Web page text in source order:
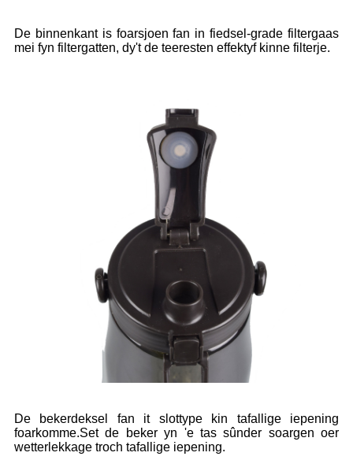
De binnenkant is foarsjoen fan in fiedsel-grade filtergaas
mei fyn filtergatten, dy't de teeresten effektyf kinne filterje.
De bekerdeksel fan it slottype kin tafallige iepening
foarkomme.Set de beker yn 'e tas sûnder soargen oer
wetterlekkage troch tafallige iepening.